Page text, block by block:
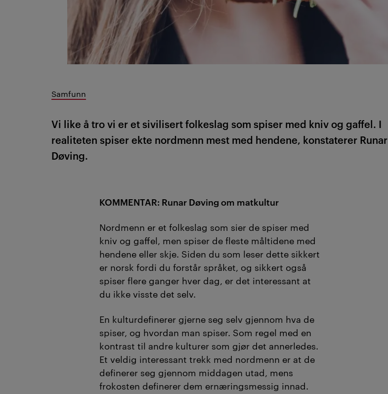
Samfunn
Vi like å tro vi er et sivilisert folkeslag som spiser med kniv og gaffel. I
realiteten spiser ekte nordmenn mest med hendene, konstaterer Runar
Døving.
KOMMENTAR: Runar Døving om matkultur
Nordmenn er et folkeslag som sier de spiser med
kniv og gaffel, men spiser de fleste måltidene med
hendene eller skje. Siden du som leser dette sikkert
er norsk fordi du forstår språket, og sikkert også
spiser flere ganger hver dag, er det interessant at
du ikke visste det selv.
En kulturdefinerer gjerne seg selv gjennom hva de
spiser, og hvordan man spiser. Som regel med en
kontrast til andre kulturer som gjør det annerledes.
Et veldig interessant trekk med nordmenn er at de
definerer seg gjennom middagen utad, mens
frokosten definerer dem ernæringsmessig innad.